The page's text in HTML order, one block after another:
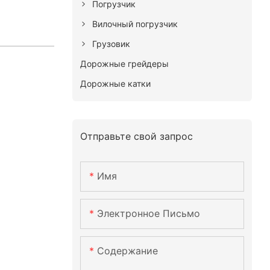
Погрузчик
Вилочный погрузчик
Грузовик
Дорожные грейдеры
Дорожные катки
Отправьте свой запрос
Имя
Электронное Письмо
Содержание